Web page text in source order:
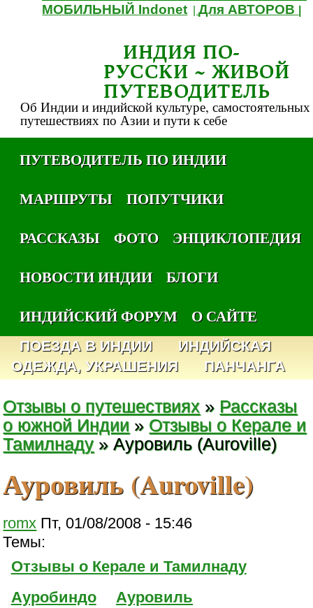
МОБИЛЬНЫЙ Indonet |Для АВТОРОВ
ИНДИЯ ПО-
РУССКИ ~ ЖИВОЙ
ПУТЕВОДИТЕЛЬ
Об Индии и индийской культуре, самостоятельных
путешествиях по Азии и пути к себе
ПУТЕВОДИТЕЛЬ ПО ИНДИИ
МАРШРУТЫ
ПОПУТЧИКИ
РАССКАЗЫ
ФОТО
ЭНЦИКЛОПЕДИЯ
НОВОСТИ ИНДИИ
БЛОГИ
ИНДИЙСКИЙ ФОРУМ
О САЙТЕ
ПОЕЗДА В ИНДИИ
ИНДИЙСКАЯ
ОДЕЖДА, УКРАШЕНИЯ
ПАНЧАНГА
Отзывы о путешествиях » Рассказы
о южной Индии » Отзывы о Керале и
Тамилнаду» Ауровиль (Auroville)
Ауровиль (Auroville)
romx Пт, 01/08/2008 - 15:46
Темы:
Отзывы о Керале и Тамилнаду
Ауробиндо
Ауровиль